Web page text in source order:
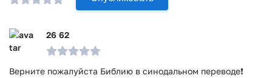
26 62
Верните пожалуйста Библию в синодальном переводе❗